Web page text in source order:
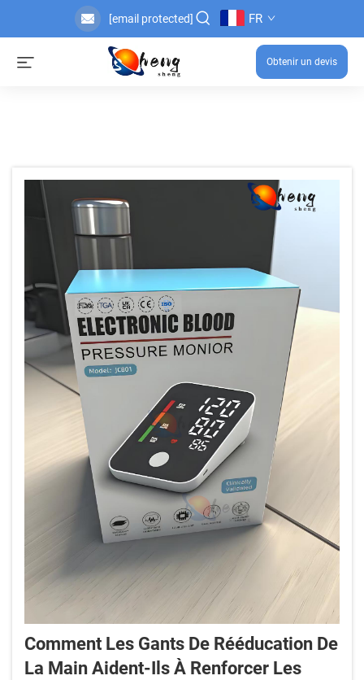
[email protected] FR
Obtenir un devis
Comment Les Gants De Rééducation De
La Main Aident-Ils À Renforcer Les